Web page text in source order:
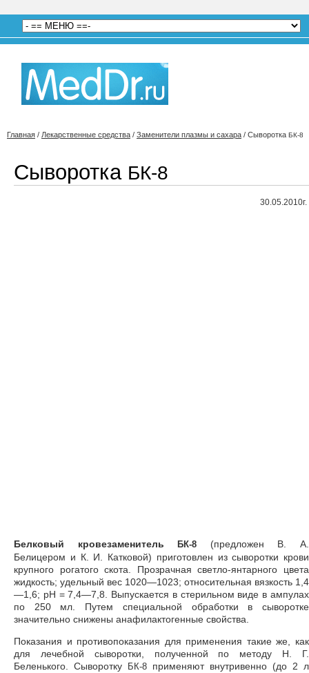
Главная / Лекарственные средства / Заменители плазмы и сахара / Сыворотка БК-8
Сыворотка БК-8
30.05.2010г.
Белковый кровезаменительБК-8 (предложен В. А.
Белицером и К. И. Катковой) приготовлен из сыворотки крови
крупного рогатого скота. Прозрачная светло-янтарного цвета
жидкость; удельный вес 1020—1023; относительная вязкость 1,4
—1,6; рН = 7,4—7,8. Выпускается в стерильном виде в ампулах
по 250 мл. Путем специальной обработки в сыворотке
значительно снижены анафилактогенные свойства.
Показания и противопоказания для применения такие же, как
для лечебной сыворотки, полученной по методу Н. Г.
Беленького. Сыворотку
БК-8 применяют внутривенно (до 2 л